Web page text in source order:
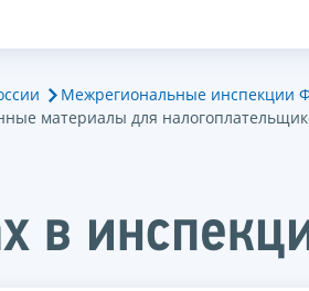
Межрегиональные инспекции
материалы для
в